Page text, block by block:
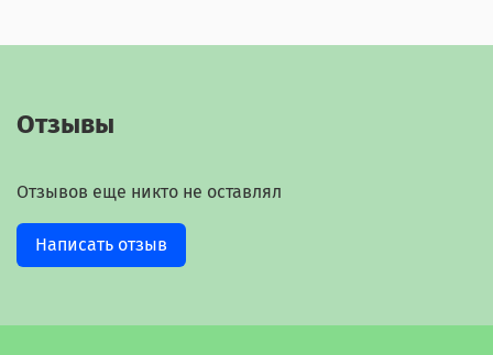
Отзывы
Отзывов еще никто не оставлял
Написать отзыв